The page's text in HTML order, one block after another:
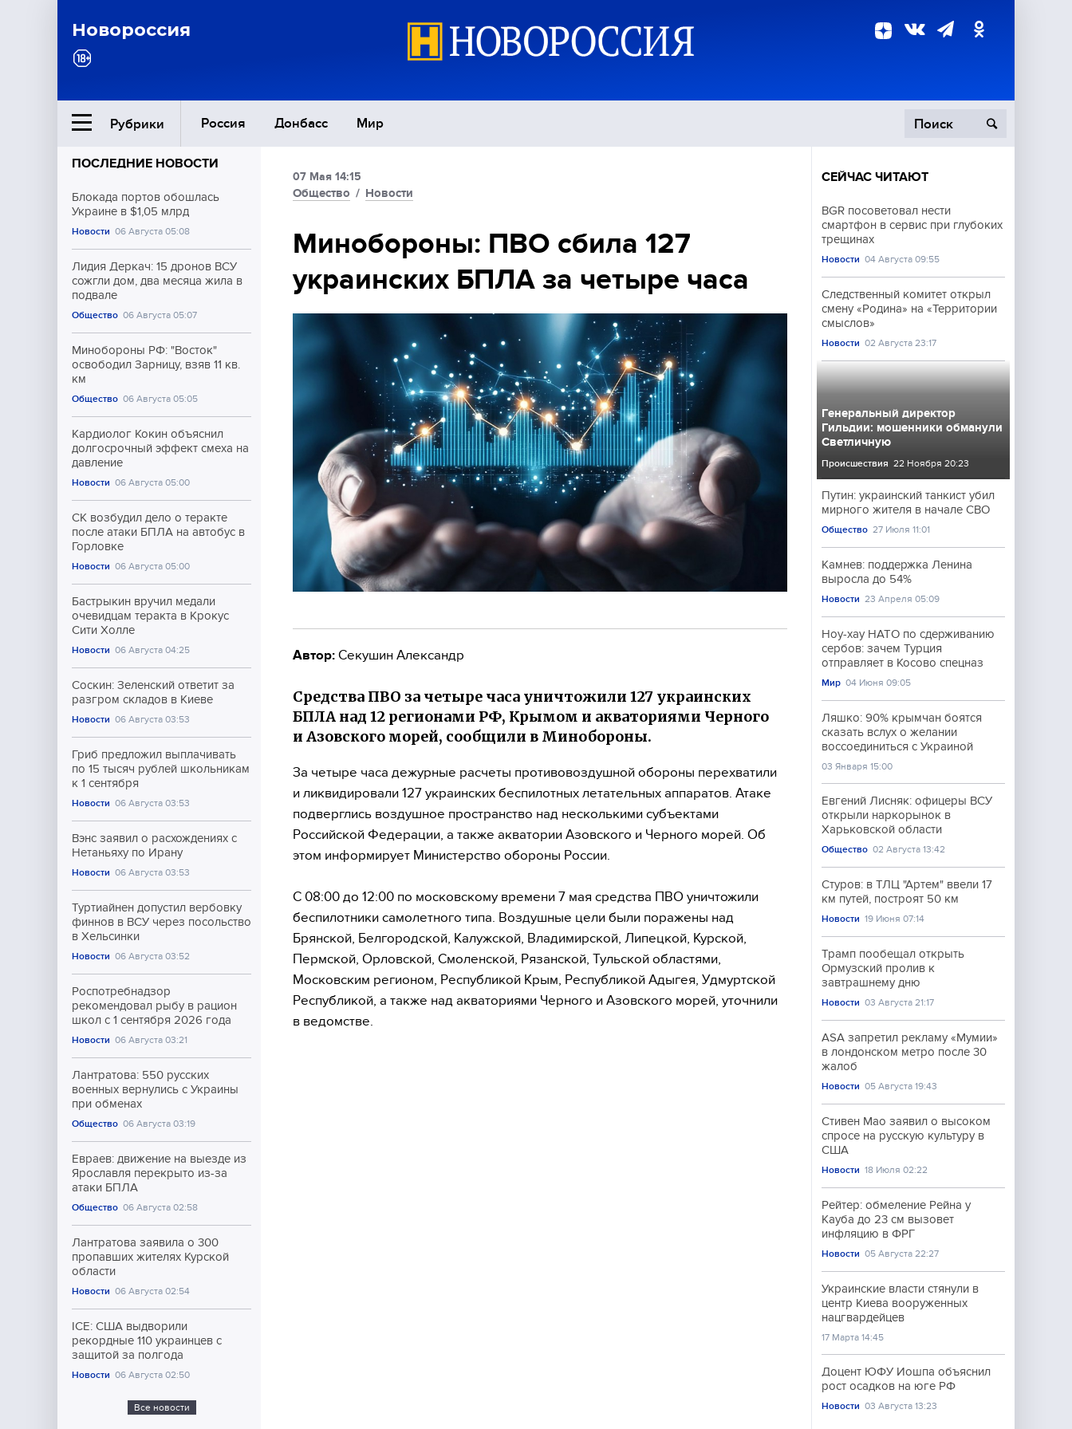
Новороссия
Рубрики Россия Донбасс Мир
Ближний Восток Политика
Общество
Экономика
Происшествия
Культура
Спорт
ПОСЛЕДНИЕ НОВОСТИ
Блокада портов обошлась
Украине в $1,05 млрд
Новости 06 Августа 05:08
Лидия Деркач: 15 дронов ВСУ
сожгли дом, два месяца жила в
подвале
Общество 06 Августа 05:07
Минобороны РФ: "Восток"
освободил Зарницу, взяв 11 кв.
км
Общество 06 Августа 05:05
Кардиолог Кокин объяснил
долгосрочный эффект смеха на
давление
Новости 06 Августа 05:00
СК возбудил дело о теракте
после атаки БПЛА на автобус в
Горловке
Новости 06 Августа 05:00
Бастрыкин вручил медали
очевидцам теракта в Крокус
Сити Холле
Новости 06 Августа 04:25
Соскин: Зеленский ответит за
разгром складов в Киеве
Новости 06 Августа 03:53
Гриб предложил выплачивать
по 15 тысяч рублей школьникам
к 1 сентября
Новости 06 Августа 03:53
Вэнс заявил о расхождениях с
Нетаньяху по Ирану
Новости 06 Августа 03:53
Туртиайнен допустил вербовку
финнов в ВСУ через посольство
в Хельсинки
Новости 06 Августа 03:52
Роспотребнадзор
рекомендовал рыбу в рацион
школ с 1 сентября 2026 года
Новости 06 Августа 03:21
Лантратова: 550 русских
военных вернулись с Украины
при обменах
Общество 06 Августа 03:19
Евраев: движение на выезде из
Ярославля перекрыто из-за
атаки БПЛА
Общество 06 Августа 02:58
Лантратова заявила о 300
пропавших жителях Курской
области
Новости 06 Августа 02:54
ICE: США выдворили
рекордные 110 украинцев с
защитой за полгода
Новости 06 Августа 02:50
Все новости
07 Мая 14:15
Общество / Новости
Минобороны: ПВО сбила 127
украинских БПЛА за четыре часа
Автор: Секушин Александр
Средства ПВО за четыре часа уничтожили 127 украинских
БПЛА над 12 регионами РФ, Крымом и акваториями Черного
и Азовского морей, сообщили в Минобороны.
За четыре часа дежурные расчеты противовоздушной обороны перехватили
и ликвидировали 127 украинских беспилотных летательных аппаратов. Атаке
подверглись воздушное пространство над несколькими субъектами
Российской Федерации, а также акватории Азовского и Черного морей. Об
этом информирует Министерство обороны России.
С 08:00 до 12:00 по московскому времени 7 мая средства ПВО уничтожили
беспилотники самолетного типа. Воздушные цели были поражены над
Брянской, Белгородской, Калужской, Владимирской, Липецкой, Курской,
Пермской, Орловской, Смоленской, Рязанской, Тульской областями,
Московским регионом, Республикой Крым, Республикой Адыгея, Удмуртской
Республикой, а также над акваториями Черного и Азовского морей, уточнили
в ведомстве.
СЕЙЧАС ЧИТАЮТ
BGR посоветовал нести
смартфон в сервис при глубоких
трещинах
Новости 04 Августа 09:55
Следственный комитет открыл
смену «Родина» на «Территории
смыслов»
Новости 02 Августа 23:17
Генеральный директор
Гильдии: мошенники обманули
Светличную
Происшествия 22 Ноября 20:23
Путин: украинский танкист убил
мирного жителя в начале СВО
Общество 27 Июля 11:01
Камнев: поддержка Ленина
выросла до 54%
Новости 23 Апреля 05:09
Ноу-хау НАТО по сдерживанию
сербов: зачем Турция
отправляет в Косово спецназ
Мир 04 Июня 09:05
Ляшко: 90% крымчан боятся
сказать вслух о желании
воссоединиться с Украиной
03 Января 15:00
Евгений Лисняк: офицеры ВСУ
открыли наркорынок в
Харьковской области
Общество 02 Августа 13:42
Стуров: в ТЛЦ "Артем" ввели 17
км путей, построят 50 км
Новости 19 Июня 07:14
Трамп пообещал открыть
Ормузский пролив к
завтрашнему дню
Новости 03 Августа 21:17
ASA запретил рекламу «Мумии»
в лондонском метро после 30
жалоб
Новости 05 Августа 19:43
Стивен Мао заявил о высоком
спросе на русскую культуру в
США
Новости 18 Июля 02:22
Рейтер: обмеление Рейна у
Кауба до 23 см вызовет
инфляцию в ФРГ
Новости 05 Августа 22:27
Украинские власти стянули в
центр Киева вооруженных
нацгвардейцев
17 Марта 14:45
Доцент ЮФУ Иошпа объяснил
рост осадков на юге РФ
Новости 03 Августа 13:23